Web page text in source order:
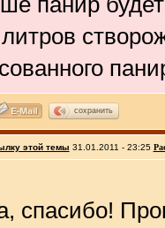
сохранить
этой темы 31.01.2011 - 23:25
спасибо!